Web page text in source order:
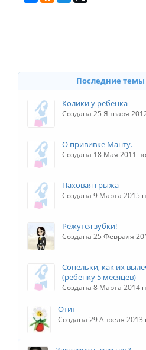
Последние темы
Колики у ребенка
Создана 25 Января
О прививке Манту.
Создана 18 Мая 2011
Паховая грыжа
Создана 9 Марта 2015
Режутся зубки!
Создана 25 Февраля
Сопельки, как их
(ребёнку 5 месяцев)
Создана 8 Марта 2014
Отит
Создана 29 Апреля